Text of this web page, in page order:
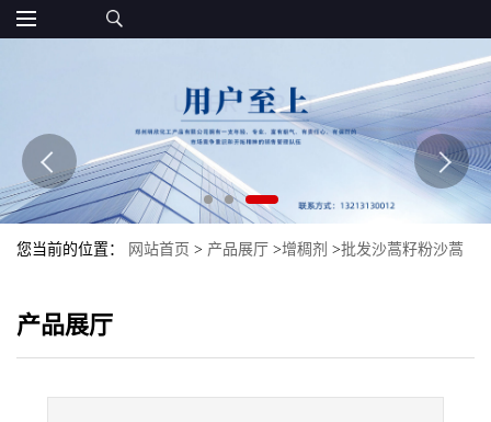
您当前的位置： 网站首页 > 产品展厅 >增稠剂 >批发沙蒿籽粉沙蒿
产品展厅